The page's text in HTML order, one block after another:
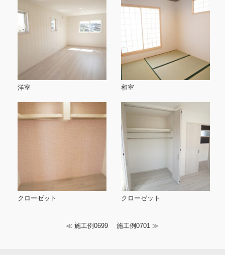
洋室 和室
クローゼット クローゼット
≪施工例0699 施工例0701 ≫